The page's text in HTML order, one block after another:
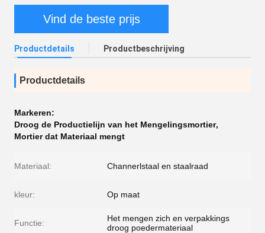
Vind de beste prijs
Productdetails Productbeschrijving
Productdetails
Markeren:
Droog de Productielijn van het Mengelingsmortier,
Mortier dat Materiaal mengt
Materiaal: Channerlstaal en staalraad
kleur: Op maat
Functie:
Het mengen zich en verpakkings
droog poedermateriaal